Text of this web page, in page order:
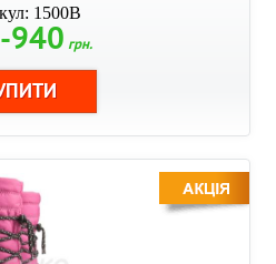
1500B
940 грн.